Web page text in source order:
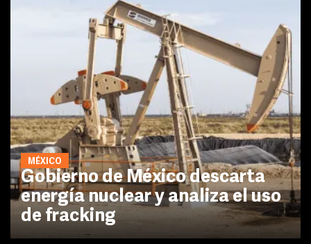
MÉXICO
Gobierno de México descarta
energía nuclear y analiza el uso
de fracking